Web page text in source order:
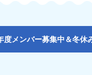
メンバー募集中＆冬休